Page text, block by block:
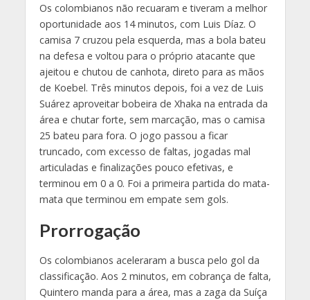
Os colombianos não recuaram e tiveram a melhor
oportunidade aos 14 minutos, com Luis Díaz. O
camisa 7 cruzou pela esquerda, mas a bola bateu
na defesa e voltou para o próprio atacante que
ajeitou e chutou de canhota, direto para as mãos
de Koebel. Três minutos depois, foi a vez de Luis
Suárez aproveitar bobeira de Xhaka na entrada da
área e chutar forte, sem marcação, mas o camisa
25 bateu para fora. O jogo passou a ficar
truncado, com excesso de faltas, jogadas mal
articuladas e finalizações pouco efetivas, e
terminou em 0 a 0. Foi a primeira partida do mata-
mata que terminou em empate sem gols.
Prorrogação
Os colombianos aceleraram a busca pelo gol da
classificação. Aos 2 minutos, em cobrança de falta,
Quintero manda para a área, mas a zaga da Suíça